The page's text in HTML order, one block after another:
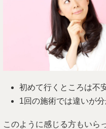
初めて行くところは不
1回の施術では違いが分
このように感じる方もいら